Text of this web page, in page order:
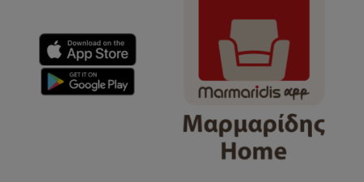
e-mail
Το μήνυμά σας